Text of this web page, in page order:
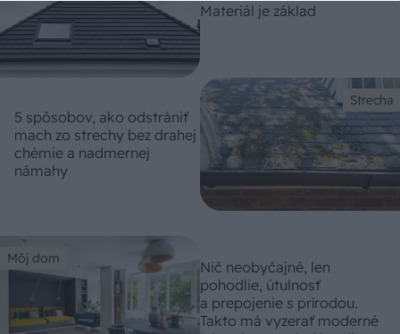
Materiál je základ
Strecha
5 spôsobov, ako odstrániť
mach zo strechy bez drahej
chémie a nadmernej
námahy
Môj dom
Nič neobyčajné, len
pohodlie, útulnosť
a prepojenie s prírodou.
Takto má vyzerať moderné